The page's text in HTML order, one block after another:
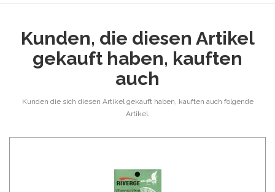
Kunden, die diesen Artikel
gekauft haben, kauften
auch
Kunden die sich diesen Artikel gekauft haben, kauften auch folgende
Artikel.